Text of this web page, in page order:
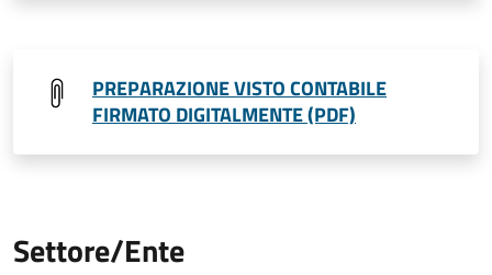
PREPARAZIONE VISTO CONTABILE
FIRMATO DIGITALMENTE (PDF)
Settore/Ente